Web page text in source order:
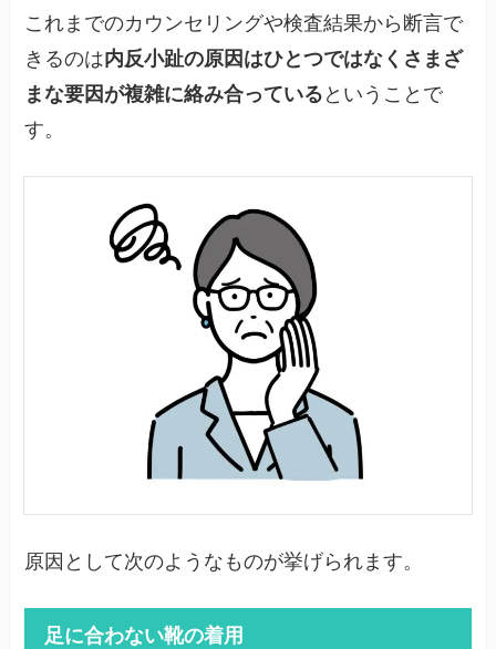
これまでのカウンセリングや検査結果から断言で
きるのは内反小趾の原因はひとつではなくさまざ
まな要因が複雑に絡み合っている ということで
す。
原因として次のようなものが挙げられます。
足に合わない靴の着用